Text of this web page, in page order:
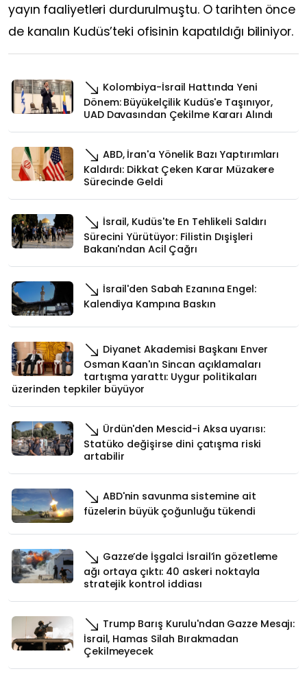
yayın faaliyetleri durdurulmuştu. O tarihten önce
de kanalın Kudüs’teki ofisinin kapatıldığı biliniyor.
Kolombiya-İsrail Hattında Yeni
Dönem: Büyükelçilik Kudüs'e Taşınıyor,
UAD Davasından Çekilme Kararı Alındı
ABD, İran'a Yönelik Bazı Yaptırımları
Kaldırdı: Dikkat Çeken Karar Müzakere
Sürecinde Geldi
İsrail, Kudüs'te En Tehlikeli Saldırı
Sürecini Yürütüyor: Filistin Dışişleri
Bakanı'ndan Acil Çağrı
İsrail'den Sabah Ezanına Engel:
Kalendiya Kampına Baskın
Diyanet Akademisi Başkanı Enver
Osman Kaan'ın Sincan açıklamaları
tartışma yarattı: Uygur politikaları
üzerinden tepkiler büyüyor
Ürdün'den Mescid-i Aksa uyarısı:
Statüko değişirse dini çatışma riski
artabilir
ABD'nin savunma sistemine ait
füzelerin büyük çoğunluğu tükendi
Gazze’de İşgalci İsrail’in gözetleme
ağı ortaya çıktı: 40 askeri noktayla
stratejik kontrol iddiası
Trump Barış Kurulu'ndan Gazze Mesajı:
İsrail, Hamas Silah Bırakmadan
Çekilmeyecek